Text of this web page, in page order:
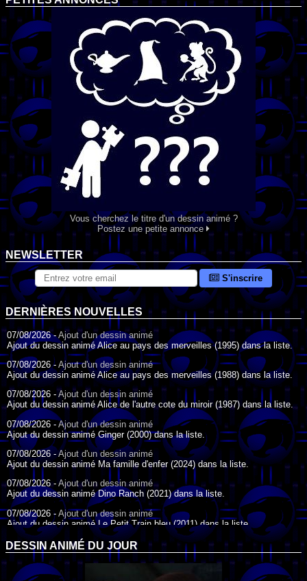
Vous cherchez le titre d'un dessin animé ?
Postez une petite annonce
NEWSLETTER
S'inscrire
DERNIÈRES NOUVELLES
07/08/2026 -Ajout d'un dessin animé
Ajout du dessin animé Alice au pays des merveilles (1995) dans la liste.
07/08/2026 - Ajout d'un dessin animé
Ajout du dessin animé Alice au pays des merveilles (1988) dans la liste.
07/08/2026 - Ajout d'un dessin animé
Ajout du dessin animé Alice de l'autre cote du miroir (1987) dans la liste.
07/08/2026 - Ajout d'un dessin animé
Ajout du dessin animé Ginger (2000) dans la liste.
07/08/2026 -Ajout d'un dessin animé
Ajout du dessin animé Ma famille d'enfer (2024) dans la liste.
07/08/2026 -Ajout d'un dessin animé
Ajout du dessin animé Dino Ranch (2021) dans la liste.
07/08/2026 - Ajout d'un dessin animé
Ajout du dessin animé Le Petit Train bleu (2011) dans la liste.
07/08/2026 -Ajout d'un dessin animé
Ajout du dessin animé Agent Spécial Oso (2009) dans la liste.
17/07/2026 -Ajout d'un dessin animé
DESSIN ANIMÉ DU JOUR